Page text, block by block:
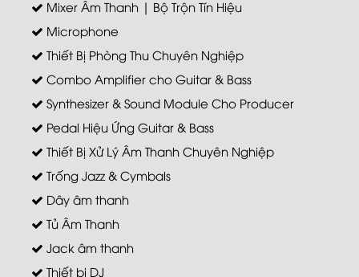
Mixer Âm Thanh | Bộ Trộn Tín Hiệu
Microphone
Thiết Bị Phòng Thu Chuyên Nghiệp
Combo Amplifier cho Guitar & Bass
Synthesizer & Sound Module Cho Producer
Pedal Hiệu Ứng Guitar & Bass
Thiết Bị Xử Lý Âm Thanh Chuyên Nghiệp
Trống Jazz & Cymbals
Dây âm thanh
Tủ Âm Thanh
Jack âm thanh
Thiết bị DJ